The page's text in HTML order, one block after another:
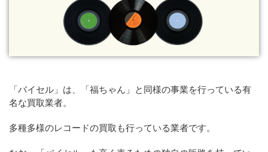
「バイセル」は、「福ちゃん」と同様の事業を行っている有
名な買取業者。
多種多様のレコードの買取も行っている業者です。